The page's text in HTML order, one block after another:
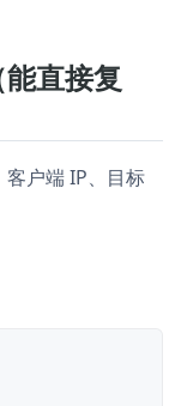
直接复
户端 IP、目标